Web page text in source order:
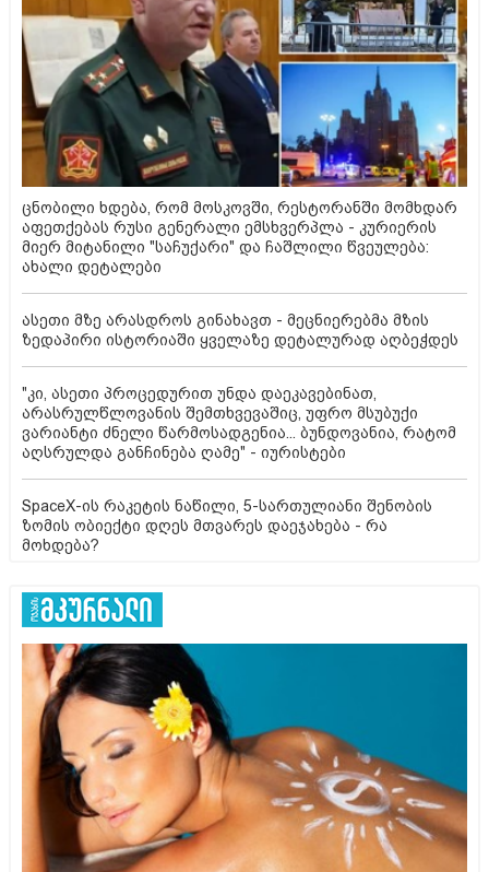
ცნობილი ხდება, რომ მოსკოვში, რესტორანში მომხდარ
აფეთქებას რუსი გენერალი ემსხვერპლა - კურიერის
მიერ მიტანილი "საჩუქარი" და ჩაშლილი წვეულება:
ახალი დეტალები
ასეთი მზე არასდროს გინახავთ - მეცნიერებმა მზის
ზედაპირი ისტორიაში ყველაზე დეტალურად აღბეჭდეს
"კი, ასეთი პროცედურით უნდა დაეკავებინათ,
არასრულწლოვანის შემთხვევაშიც, უფრო მსუბუქი
ვარიანტი ძნელი წარმოსადგენია... ბუნდოვანია, რატომ
აღსრულდა განჩინება ღამე" - იურისტები
SpaceX-ის რაკეტის ნაწილი, 5-სართულიანი შენობის
ზომის ობიექტი დღეს მთვარეს დაეჯახება - რა
მოხდება?